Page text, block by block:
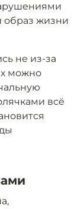
образ жизни
не из-за
можно
всё